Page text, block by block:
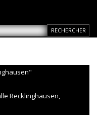
Recklinghausen,